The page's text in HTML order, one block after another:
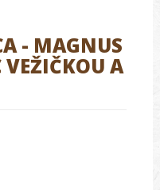
- MAGNUS
A